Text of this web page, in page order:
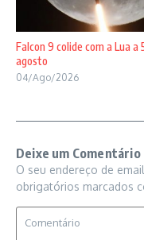
Falcon 9 colide com a Lua a
agosto
04/Ago/2026
Deixe um Comentário
O seu endereço de
obrigatórios marcados